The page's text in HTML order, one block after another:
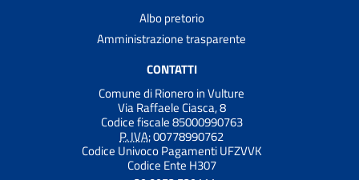
Albo pretorio
Amministrazione trasparente
CONTATTI
Comune di Rionero in Vulture
Via Raffaele Ciasca, 8
Codice fiscale 85000990763
P. IVA:00778990762
Codice Univoco Pagamenti UFZVVK
Codice Ente H307